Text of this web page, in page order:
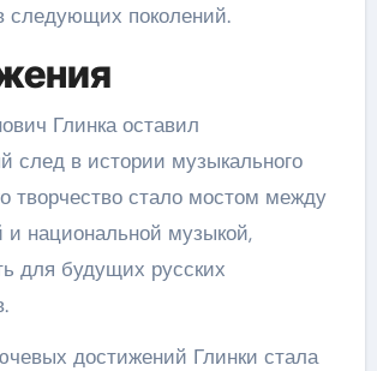
следующих поколений.
Глинка оставил
след в истории музыкального
творчество стало мостом между
и национальной музыкой,
для будущих русских
достижений Глинки стала